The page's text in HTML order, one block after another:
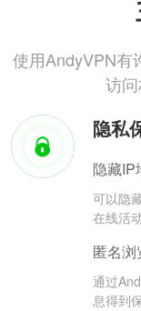
使用AndyVPN有
访
隐私
隐藏IP
可以隐
在线活动
匿名浏
通过
息得到